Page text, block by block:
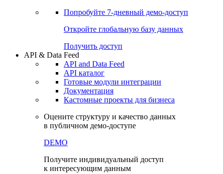
Попробуйте 7-дневный демо-доступ
Откройте глобальную базу данных
Получить доступ
API & Data Feed
API and Data Feed
API каталог
Готовые модули интеграции
Документация
Кастомные проекты для бизнеса
Оцените структуру и качество данных
в публичном демо-доступе
DEMO
Получите индивидуальный доступ
к интересующим данным